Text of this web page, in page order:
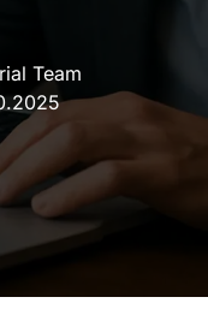
Team